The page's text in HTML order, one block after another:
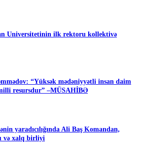
Universitetinin ilk rektoru kollektivə
“Yüksək mədəniyyətli insan daim
resursdur” –MÜSAHİBƏ
yaradıcılığında Ali Baş Komandan,
və xalq birliyi